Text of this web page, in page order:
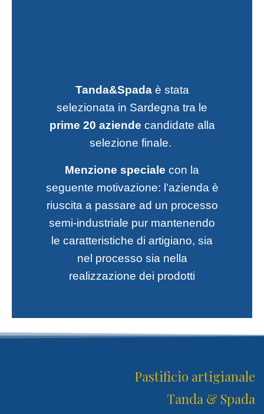
Tanda&Spadaè stata
selezionata in Sardegna tra le
prime 20 aziende candidate alla
selezione finale.
Menzione speciale con la
seguente motivazione: l’azienda è
riuscita a passare ad un processo
semi-industriale pur mantenendo
le caratteristiche di artigiano, sia
nel processo sia nella
realizzazione dei prodotti
Pastificio artigianale
Tanda & Spada